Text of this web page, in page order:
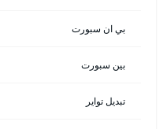
بي ان سبورت
بين سبورت
تبديل تواير